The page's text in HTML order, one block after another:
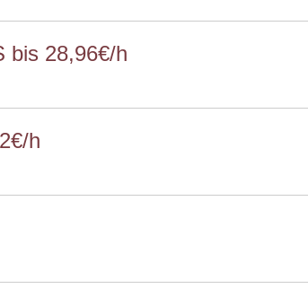
bis 28,96€/h
h